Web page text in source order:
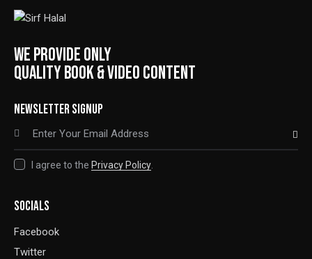
WE PROVIDE ONLY
QUALITY BOOK & VIDEO CONTENT
NEWSLETTER SIGNUP
SUBSCRIBE
I agree to the Privacy Policy
SOCIALS
Facebook
Twitter